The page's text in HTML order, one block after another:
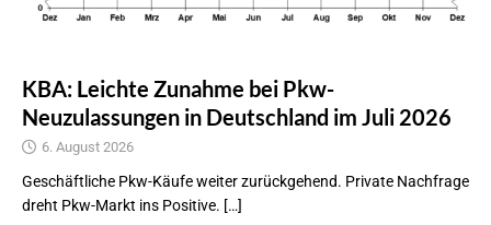
KBA: Leichte Zunahme bei Pkw-
Neuzulassungen in Deutschland im Juli 2026
6. August 2026
Geschäftliche Pkw-Käufe weiter zurückgehend. Private Nachfrage
dreht Pkw-Markt ins Positive. […]